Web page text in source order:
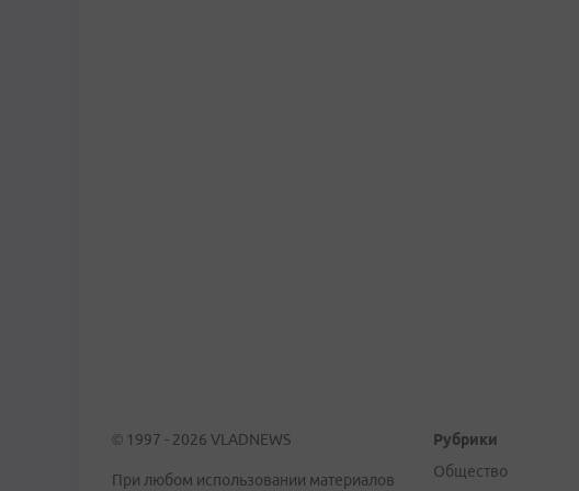
© 1997 - 2026 VLADNEWS
При любом использовании материалов
Рубрики
Общество